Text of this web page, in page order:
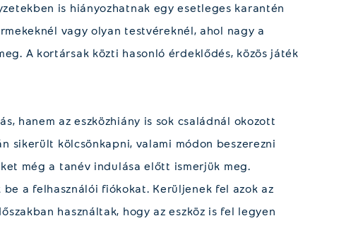
is hiányozhatnak egy esetleges karantén
vagy olyan testvéreknél, ahol nagy a
A kortársak közti hasonló érdeklődés, közös játék
hanem az eszközhiány is sok családnál okozott
sikerült kölcsönkapni, valami módon beszerezni
még a tanév indulása előtt ismerjük meg.
a felhasználói fiókokat. Kerüljenek fel azok az
használtak, hogy az eszköz is fel legyen